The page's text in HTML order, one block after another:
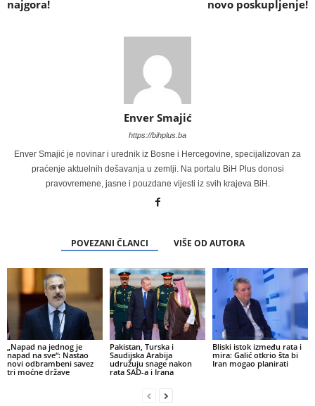
najgora! novo poskupljenje!
Enver Smajić
https://bihplus.ba
Enver Smajić je novinar i urednik iz Bosne i Hercegovine, specijalizovan za
praćenje aktuelnih dešavanja u zemlji. Na portalu BiH Plus donosi
pravovremene, jasne i pouzdane vijesti iz svih krajeva BiH.
POVEZANI ČLANCI VIŠE OD AUTORA
„Napad na jednog je
napad na sve“: Nastao
novi odbrambeni savez
tri moćne države
Pakistan, Turska i
Saudijska Arabija
udružuju snage nakon
rata SAD-a i Irana
Bliski istok između rata i
mira: Galić otkrio šta bi
Iran mogao planirati